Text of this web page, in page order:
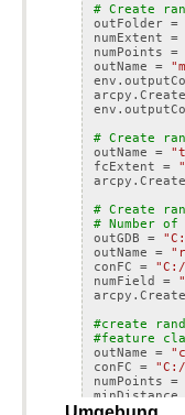
# Create
outFolder =
numExtent =
numPoints =
outName =
env .
arcpy .
env .
# Create
outName =
fcExtent =
arcpy .
# Create
# Number
outGDB =
outName =
conFC =
numField
=
arcpy .
#create
#feature
outName =
conFC =
numPoints =
minDistance
arcpy.